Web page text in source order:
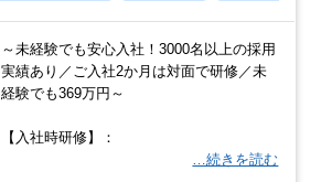
～未経験でも安心入社！3000名以上の採用
実績あり／ご入社2か月は対面で研修／未
経験でも369万円～
【入社時研修】：
…続きを読む